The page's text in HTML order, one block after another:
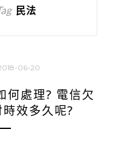
民法
06-20
何處理? 電信欠
效多久呢?